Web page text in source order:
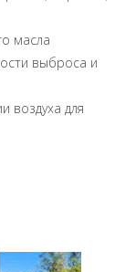
масла
выброса и
воздуха для